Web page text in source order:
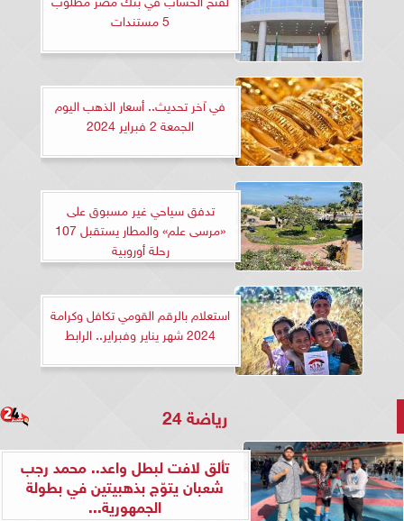
5 مستندات
في آخر تحديث.. أسعار الذهب اليوم
الجمعة 2 فبراير 2024
تدفق سياحي غير مسبوق على
«مرسى علم» والمطار يستقبل 107
رحلة أوروبية
استعلام بالرقم القومي تكافل وكرامة
2024 شهر يناير وفبراير.. الرابط
رياضة 24
تألق لافت لبطل واعد.. محمد رجب
شعبان يتوّج بذهبيتين في بطولة
الجمهورية...